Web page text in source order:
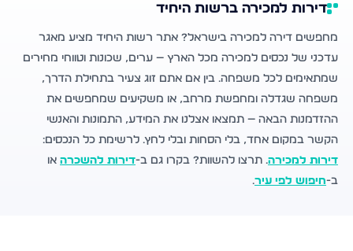
דירות למכירה ברשות היחיד
מחפשים דירה למכירה בישראל? אתר רשות היחיד מציע מאגר
עדכני של נכסים למכירה מכל הארץ — ערים, שכונות וטווחי מחירים
שמתאימים לכל משפחה. בין אם אתם זוג צעיר בתחילת הדרך,
משפחה שגדלה ומחפשת מרחב, או משקיעים שמחפשים את
ההזדמנות הבאה — תמצאו אצלנו את המידע, התמונות והאנשי
הקשר במקום אחד, בלי הסחות ובלי לחץ. לרשימת כל הנכסים:
דירות למכירה. תרצו להשוות? בקרו גם ב-דירות להשכרה או
ב-חיפוש לפי עיר.